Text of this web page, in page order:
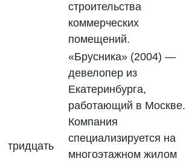
строительства
коммерческих
помещений.
тридцать
«Брусника» (2004) —
девелопер из
Екатеринбурга,
работающий в Москве.
Компания
специализируется на
многоэтажном жилом